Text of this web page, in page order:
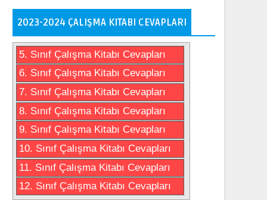
2023-2024 ÇALIŞMA KITABI CEVAPLARI
5. Sınıf Çalışma Kitabı Cevapları
6. Sınıf Çalışma Kitabı Cevapları
7. Sınıf Çalışma Kitabı Cevapları
8. Sınıf Çalışma Kitabı Cevapları
9. Sınıf Çalışma Kitabı Cevapları
10. Sınıf Çalışma Kitabı Cevapları
11. Sınıf Çalışma Kitabı Cevapları
12. Sınıf Çalışma Kitabı Cevapları